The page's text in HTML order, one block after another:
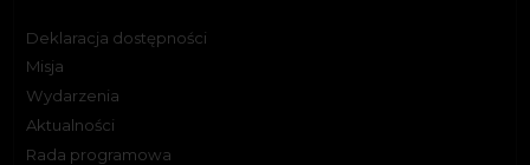
Deklaracja dostępności
Misja
Wydarzenia
Aktualności
Rada programowa